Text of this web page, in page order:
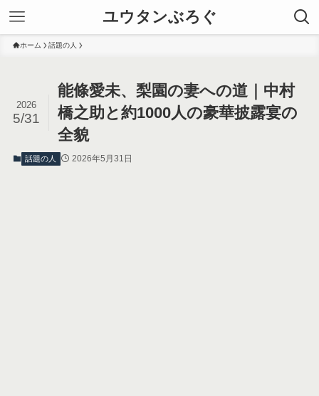
ユウタンぶろぐ
ホーム 話題の人
能條愛未、梨園の妻への道｜中村
橋之助と約1000人の豪華披露宴の
全貌
2026
5/31
話題の人 2026年5月31日